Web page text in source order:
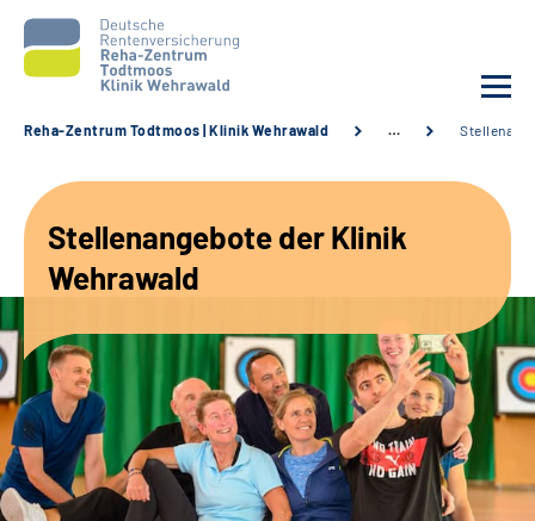
Unsere Angebote
Karriere
Sozialdienste & Zuweisende
Suche
Reha-Zentrum Todtmoos | Klinik Wehrawald …
Stellenangebote der Klinik
Wehrawald